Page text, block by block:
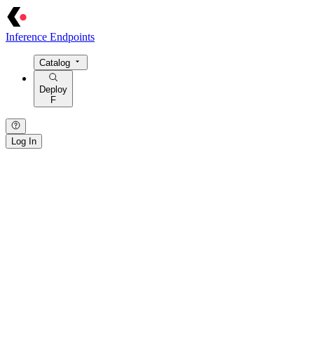
Inference Endpoints
Catalog
Deploy
F
Log In